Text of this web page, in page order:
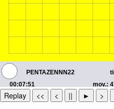
Replay << < || ► >